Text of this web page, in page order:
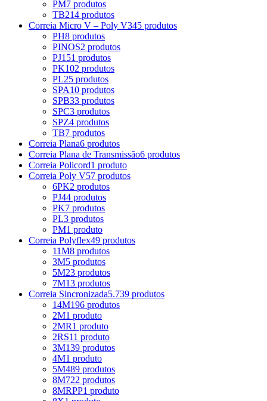
PM7 produtos
TB214 produtos
Correia Micro V – Poly V345 produtos
PH8 produtos
PINOS2 produtos
PJ151 produtos
PK102 produtos
PL25 produtos
SPA10 produtos
SPB33 produtos
SPC3 produtos
SPZ4 produtos
TB7 produtos
Correia Plana6 produtos
Correia Plana de Transmissão6 produtos
Correia Policord1 produto
Correia Poly V57 produtos
6PK2 produtos
PJ44 produtos
PK7 produtos
PL3 produtos
PM1 produto
Correia Polyflex49 produtos
11M8 produtos
3M5 produtos
5M23 produtos
7M13 produtos
Correia Sincronizada5.739 produtos
14M196 produtos
2M1 produto
2MR1 produto
2RS11 produto
3M139 produtos
4M1 produto
5M489 produtos
8M722 produtos
8MRPP1 produto